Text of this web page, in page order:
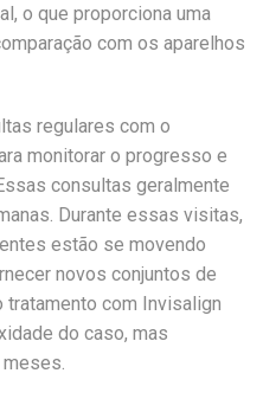
o que proporciona uma
com os aparelhos
regulares com o
monitorar o progresso e
consultas geralmente
Durante essas visitas,
estão se movendo
novos conjuntos de
tratamento com Invisalign
do caso, mas